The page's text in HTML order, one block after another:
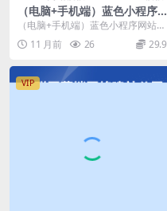
（电脑+手机端）蓝色小程序
网站pbootcms模板（pc+wa
p）小程序电商软件开发公司
网站源码下载
（电脑+手机端）蓝色小程序网站p
bootcms模板（pc+wap）小程序电
商软件...
11 月前 26 29.9
VIP